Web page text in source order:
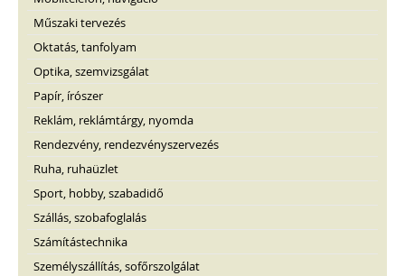
Műszaki tervezés
Oktatás, tanfolyam
Optika, szemvizsgálat
Papír, írószer
Reklám, reklámtárgy, nyomda
Rendezvény, rendezvényszervezés
Ruha, ruhaüzlet
Sport, hobby, szabadidő
Szállás, szobafoglalás
Számítástechnika
Személyszállítás, sofőrszolgálat